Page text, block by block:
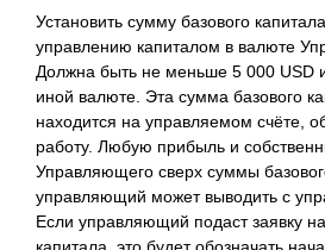
Установить сумму базового
управлению капиталом в валюте
Должна быть не меньше 5 000 USD
иной валюте. Эта сумма базового
находится на управляемом счёте,
работу. Любую прибыль и
Управляющего сверх суммы
управляющий может выводить с
Если управляющий подаст заявку